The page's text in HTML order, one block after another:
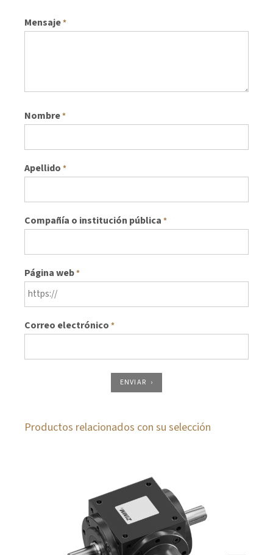
Mensaje*
Nombre*
Apellido *
Compañía o institución pública *
Página web*
Correo electrónico *
ENVIAR
Productos relacionados con su selección